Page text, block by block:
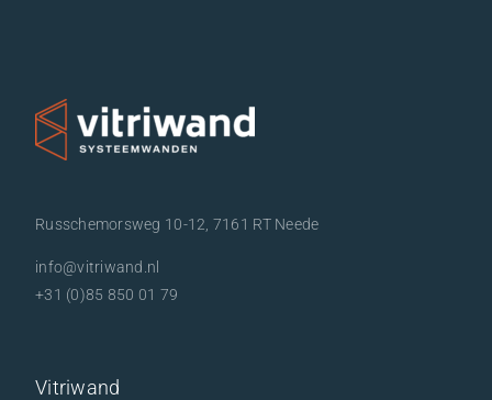
Russchemorsweg 10-12, 7161 RT Neede
info@vitriwand.nl
+31 (0)85 850 01 79
Vitriwand